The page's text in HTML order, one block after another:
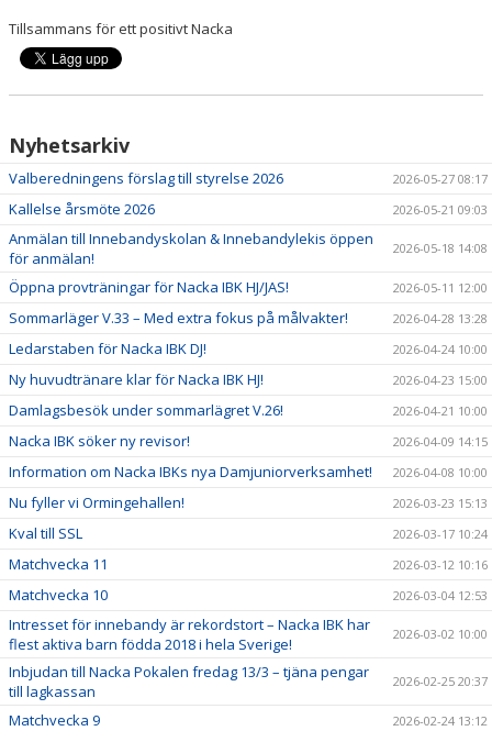
Tillsammans för ett positivt Nacka
Nyhetsarkiv
Valberedningens förslag till styrelse 2026 2026-05-27 08:17
Kallelse årsmöte 2026 2026-05-21 09:03
Anmälan till Innebandyskolan & Innebandylekis öppen
för anmälan!
2026-05-18 14:08
Öppna provträningar för Nacka IBK HJ/JAS! 2026-05-11 12:00
Sommarläger V.33 – Med extra fokus på målvakter! 2026-04-28 13:28
Ledarstaben för Nacka IBK DJ! 2026-04-24 10:00
Ny huvudtränare klar för Nacka IBK HJ! 2026-04-23 15:00
Damlagsbesök under sommarlägret V.26! 2026-04-21 10:00
Nacka IBK söker ny revisor! 2026-04-09 14:15
Information om Nacka IBKs nya Damjuniorverksamhet! 2026-04-08 10:00
Nu fyller vi Ormingehallen! 2026-03-23 15:13
Kval till SSL 2026-03-17 10:24
Matchvecka 11 2026-03-12 10:16
Matchvecka 10 2026-03-04 12:53
Intresset för innebandy är rekordstort – Nacka IBK har
flest aktiva barn födda 2018 i hela Sverige!
2026-03-02 10:00
Inbjudan till Nacka Pokalen fredag 13/3 – tjäna pengar
till lagkassan
2026-02-25 20:37
Matchvecka 9 2026-02-24 13:12